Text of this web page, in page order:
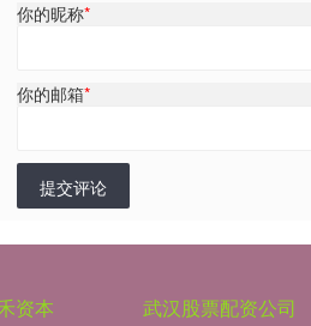
你的昵称*
你的邮箱*
提交评论
资本 武汉股票配资公司